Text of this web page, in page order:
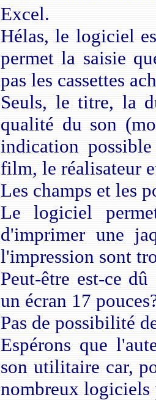
Excel.
Hélas, le logiciel
permet la saisie
pas les cassettes
Seuls, le titre, la
qualité du son
indication
film, le réalisateur
Les champs et les
Le logiciel
d'imprimer une
l'impression sont
Peut-être est-ce
un écran 17
Pas de possibilité
Espérons que
son utilitaire car,
nombreux logiciels